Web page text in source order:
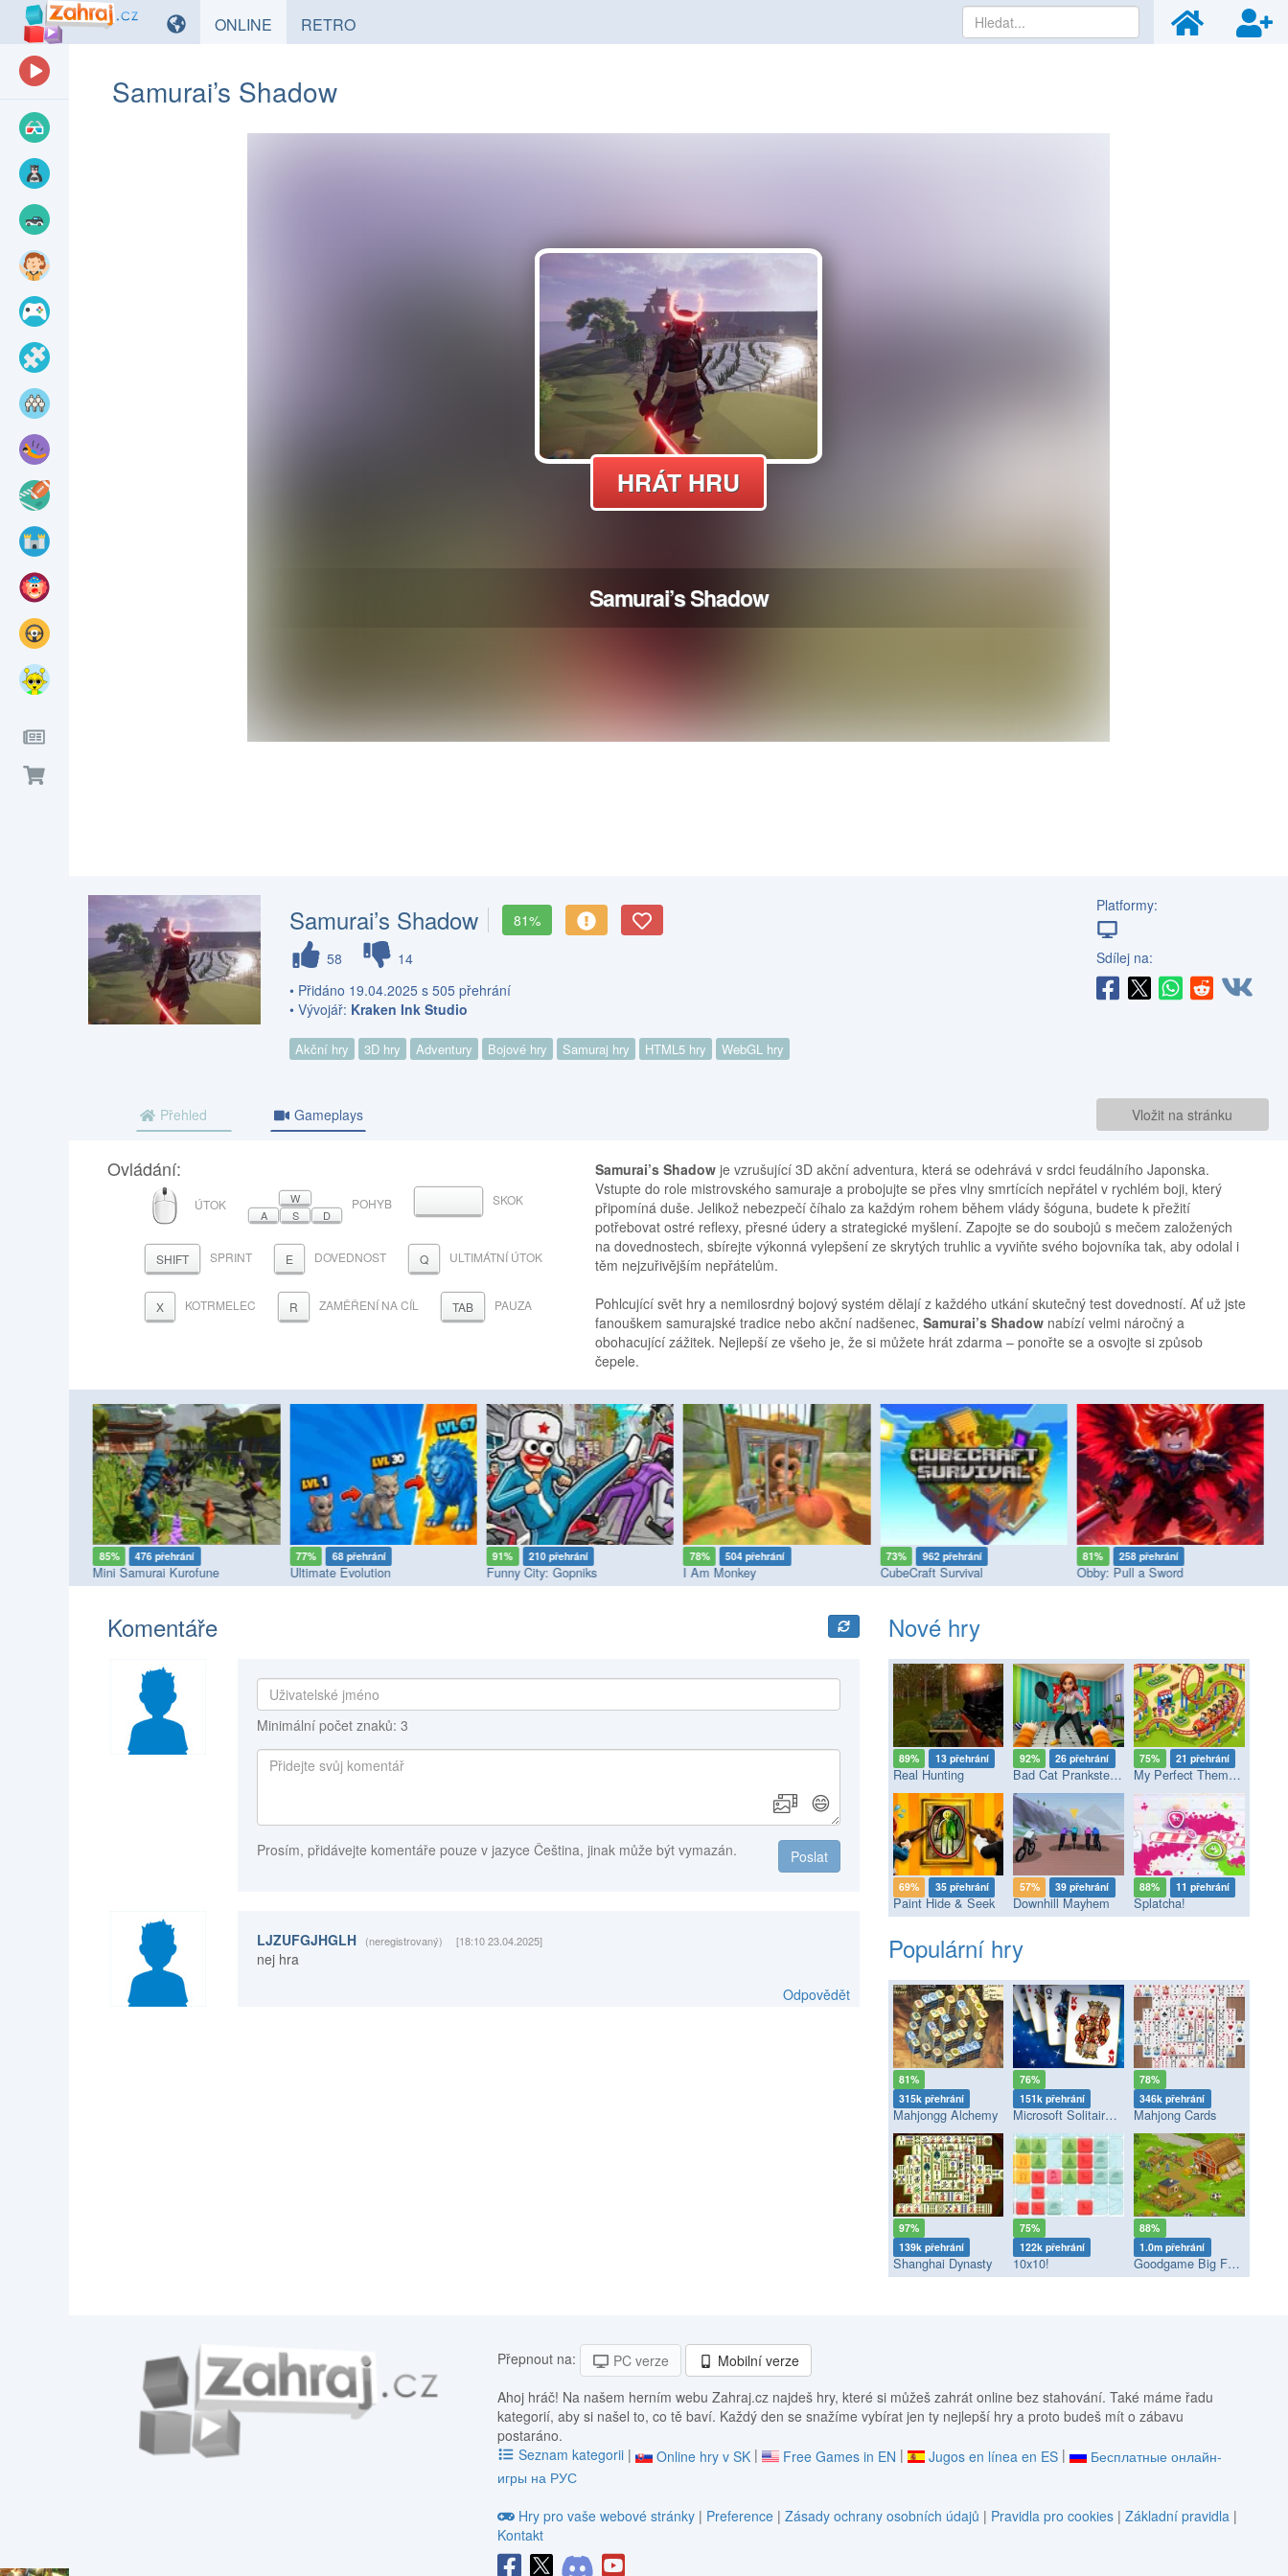
ONLINE HRYRETROHRY
Samurai’s Shadow
Samurai’s Shadow
81%
58
14
• Přidáno 19.04.2025 s 505 přehrání
• Vývojář: Kraken Ink Studio
Akční hry 3D hry Adventury Bojové hry Samuraj hry HTML5 hry WebGL hry
Platformy:
Sdílej na:
Vložit na stránku
Přehled Gameplays
Ovládání:
MYŠ
ÚTOK
W
A
S D
POHYB MEZERNÍKSKOK
SHIFT SPRINT E DOVEDNOST Q ULTIMÁTNÍ ÚTOK
X KOTRMELEC R ZAMĚŘENÍ NA CÍL TAB PAUZA
Samurai’s Shadow je vzrušující 3D akční adventura, která se odehrává v srdci feudálního Japonska.
Vstupte do role mistrovského samuraje a probojujte se přes vlny smrtících nepřátel v rychlém boji, který
připomíná duše. Jelikož nebezpečí číhalo za každým rohem během vlády šóguna, budete k přežití
potřebovat ostré reflexy, přesné údery a strategické myšlení. Zapojte se do soubojů s mečem založených
na dovednostech, sbírejte výkonná vylepšení ze skrytých truhlic a vyviňte svého bojovníka tak, aby odolal i
těm nejzuřivějším nepřátelům.
Pohlcující svět hry a nemilosrdný bojový systém dělají z každého utkání skutečný test dovedností. Ať už jste
fanouškem samurajské tradice nebo akční nadšenec,Samurai’s Shadow nabízí velmi náročný a
obohacující zážitek. Nejlepší ze všeho je, že si můžete hrát zdarma – ponořte se a osvojte si způsob
čepele.
85% 476 přehrání
Mini Samurai Kurofune
77% 68 přehrání
Ultimate Evolution
91% 210 přehrání
Funny City: Gopniks
78% 504 přehrání
I Am Monkey
73% 962 přehrání
CubeCraft Survival
81% 258 přehrání
Obby: Pull a Sword
Komentáře
Minimální počet znaků: 3
😄
Poslat
Prosím, přidávejte komentáře pouze v jazyce Čeština, jinak může být vymazán.
LJZUFGJHGLH (neregistrovaný) [18:10 23.04.2025]
nej hra
Odpovědět
Nové hry
89% 13 přehrání
Real Hunting
92% 26 přehrání
Bad Cat Prankster - Mom’s Return
75% 21 přehrání
My Perfect Theme Park
69% 35 přehrání
Paint Hide & Seek
57% 39 přehrání
Downhill Mayhem
88% 11 přehrání
Splatcha!
Populární hry
81%
315k přehrání
Mahjongg Alchemy
76%
151k přehrání
Microsoft Solitaire Collection
78%
346k přehrání
Mahjong Cards
97%
139k přehrání
Shanghai Dynasty
75%
122k přehrání
10x10!
88%
1.0m přehrání
Goodgame Big Farm
Přepnout na: PC verze
Mobilní verze
Ahoj hráč! Na našem herním webu Zahraj.cz najdeš hry, které si můžeš zahrát online bez stahování. Také máme řadu
kategorií, aby si našel to, co tě baví. Každý den se snažíme vybírat jen ty nejlepší hry a proto budeš mít o zábavu
postaráno.
Seznam kategorii | Online hry v SK | Free Games in EN | Jugos en línea en ES |
Бесплатные онлайн-
игры на РУС
Hry pro vaše webové stránky | Preference | Zásady ochrany osobních údajů | Pravidla pro cookies| Základní pravidla|
Kontakt